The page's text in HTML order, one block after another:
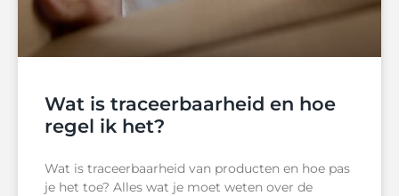
Wat is traceerbaarheid en hoe
regel ik het?
Wat is traceerbaarheid van producten en hoe pas
je het toe? Alles wat je moet weten over de